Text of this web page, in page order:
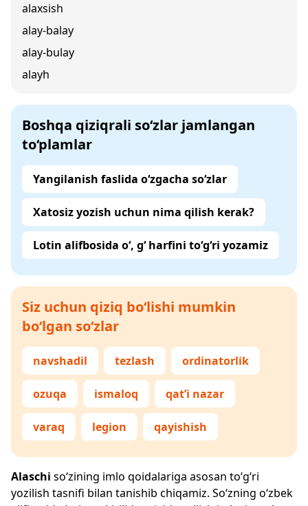
alaxsish
alay-balay
alay-bulay
alayh
Boshqa qiziqrali so‘zlar jamlangan
to‘plamlar
Yangilanish faslida o‘zgacha so‘zlar
Xatosiz yozish uchun nima qilish kerak?
Lotin alifbosida o‘, g‘ harfini to‘g‘ri yozamiz
Siz uchun qiziq bo‘lishi mumkin
bo‘lgan so‘zlar
navshadil tezlash ordinatorlik
ozuqa ismaloq qat’i nazar
varaq legion qayishish
Alaschi so‘zining imlo qoidalariga asosan to‘g‘ri
yozilish tasnifi bilan tanishib chiqamiz. So‘zning o‘zbek